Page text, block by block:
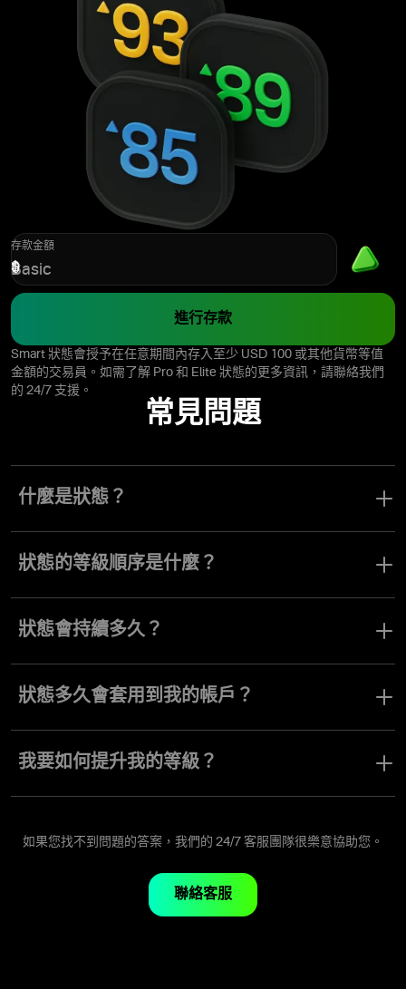
存款金額
$
Basic
進行存款
Smart 狀態會授予在任意期間內存入至少 USD 100 或其他貨幣等值
金額的交易員。如需了解 Pro 和 Elite 狀態的更多資訊，請聯絡我們
的 24/7 支援。
常見問題
什麼是狀態？
得。它們可提供更廣泛的交易工具、功能和服務存取權。
狀態的等級順序是什麼？
交易員的狀態提升，其交易機會也會擴大，可取得更高的盈利能
狀態會持續多久？
到達到升級至下一個狀態所需的存款級別。
狀態多久會套用到我的帳戶？
我要如何提升我的等級？
Pro 狀態 — $2,000 起
如果您的帳戶使用其他貨幣，所需金額將依目前匯率計算。
如果您找不到問題的答案，我們的 24/7 客服團隊很樂意協助您。
聯絡客服